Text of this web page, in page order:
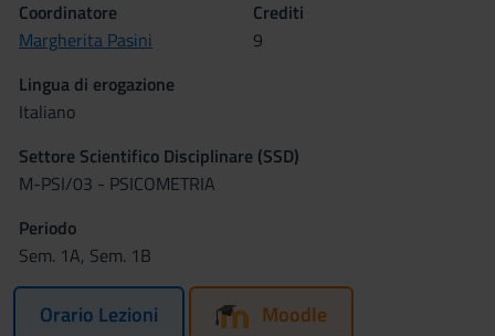
Coordinatore
Margherita Pasini
Crediti
9
Lingua di erogazione
Italiano
Settore Scientifico Disciplinare (SSD)
M-PSI/03 - PSICOMETRIA
Periodo
Sem. 1A, Sem. 1B
Orario Lezioni Moodle